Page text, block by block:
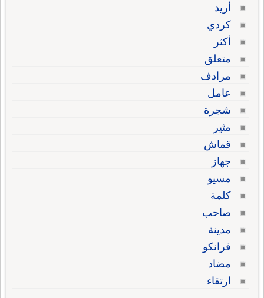
أريد
كردي
أكثر
متعلق
مرادف
عامل
شجرة
مثير
قماش
جهاز
مسيو
كلمة
صاحب
مدينة
فرانكو
مضاد
ارتقاء